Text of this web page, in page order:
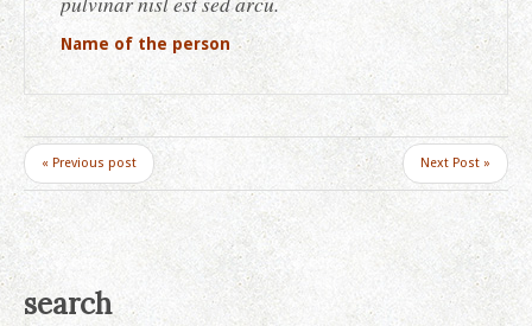
Name of the person
« Previous post Next Post »
search